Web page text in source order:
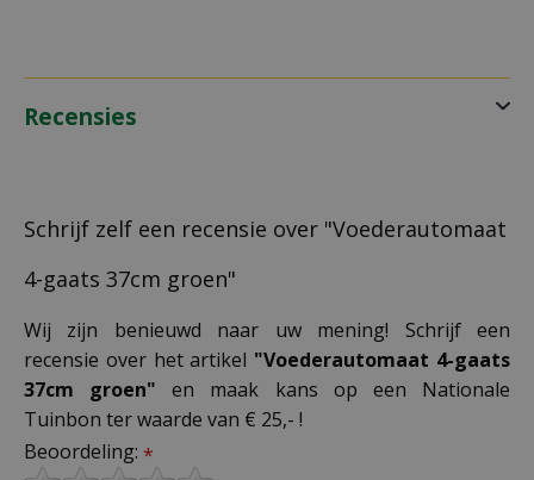
Recensies
Schrijf zelf een recensie over "Voederautomaat
4-gaats 37cm groen"
Wij zijn benieuwd naar uw mening! Schrijf een
recensie over het artikel "Voederautomaat 4-gaats
37cm groen" en maak kans op een Nationale
Tuinbon ter waarde van € 25,- !
Beoordeling: *